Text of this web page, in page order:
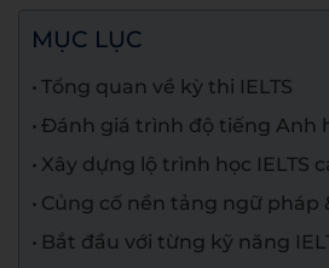
MỤC LỤC
Tổng quan về kỳ thi IELTS
Đánh giá trình độ tiếng Anh
Xây dựng lộ trình học IELTS
Củng cố nền tảng ngữ pháp
Bắt đầu với từng kỹ năng